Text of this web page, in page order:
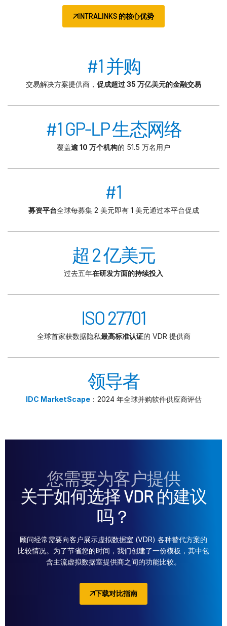
INTRALINKS 的核心优势
#1 并购
交易解决方案提供商， 促成超过 35 万亿美元的金融交易
#1 GP-LP 生态网络
覆盖逾 10 万个机构的 51.5 万名用户
#1
募资平台全球每募集 2 美元即有 1 美元通过本平台促成
超 2 亿美元
过去五年在研发方面的持续投入
ISO 27701
全球首家获数据隐私最高标准认证的 VDR 提供商
领导者
IDC MarketScape：2024 年全球并购软件供应商评估
您需要为客户提供
关于如何选择 VDR 的建议
吗？
顾问经常需要向客户展示虚拟数据室 (VDR) 各种替代方案的
比较情况。为了节省您的时间，我们创建了一份模板，其中包
含主流虚拟数据室提供商之间的功能比较。
下载对比指南